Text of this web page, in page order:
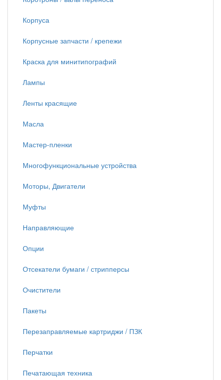
Корпуса
Корпусные запчасти / крепежи
Краска для минитипографий
Лампы
Ленты красящие
Масла
Мастер-пленки
Многофункциональные устройства
Моторы, Двигатели
Муфты
Направляющие
Опции
Отсекатели бумаги / стрипперсы
Очистители
Пакеты
Перезаправляемые картриджи / ПЗК
Перчатки
Печатающая техника